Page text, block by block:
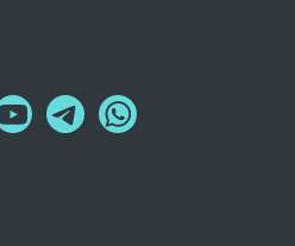
Collegamento
a
Collegamento
a
Collegamento
a